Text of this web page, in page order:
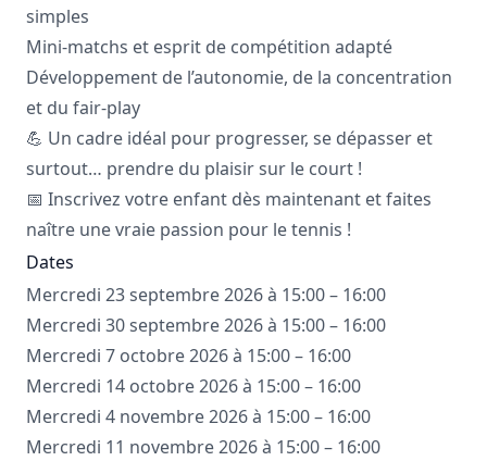
simples
Mini-matchs et esprit de compétition adapté
Développement de l’autonomie, de la concentration
et du fair-play
💪 Un cadre idéal pour progresser, se dépasser et
surtout… prendre du plaisir sur le court !
📅 Inscrivez votre enfant dès maintenant et faites
naître une vraie passion pour le tennis !
Dates
Mercredi 23 septembre 2026 à 15:00 – 16:00
Mercredi 30 septembre 2026 à 15:00 – 16:00
Mercredi 7 octobre 2026 à 15:00 – 16:00
Mercredi 14 octobre 2026 à 15:00 – 16:00
Mercredi 4 novembre 2026 à 15:00 – 16:00
Mercredi 11 novembre 2026 à 15:00 – 16:00